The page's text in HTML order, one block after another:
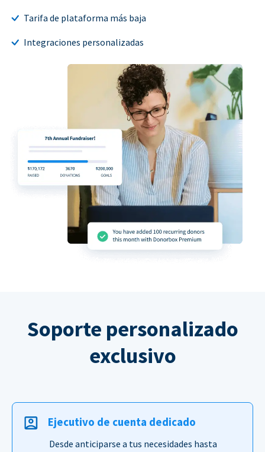
Tarifa de plataforma más baja
Integraciones personalizadas
Soporte personalizado
exclusivo
Ejecutivo de cuenta dedicado
Desde anticiparse a tus necesidades hasta